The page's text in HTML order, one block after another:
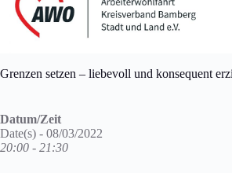
Zum
Inhalt
springen
Grenzen setzen – liebevoll und konsequent
Datum/Zeit
Date(s) - 08/03/2022
20:00 - 21:30